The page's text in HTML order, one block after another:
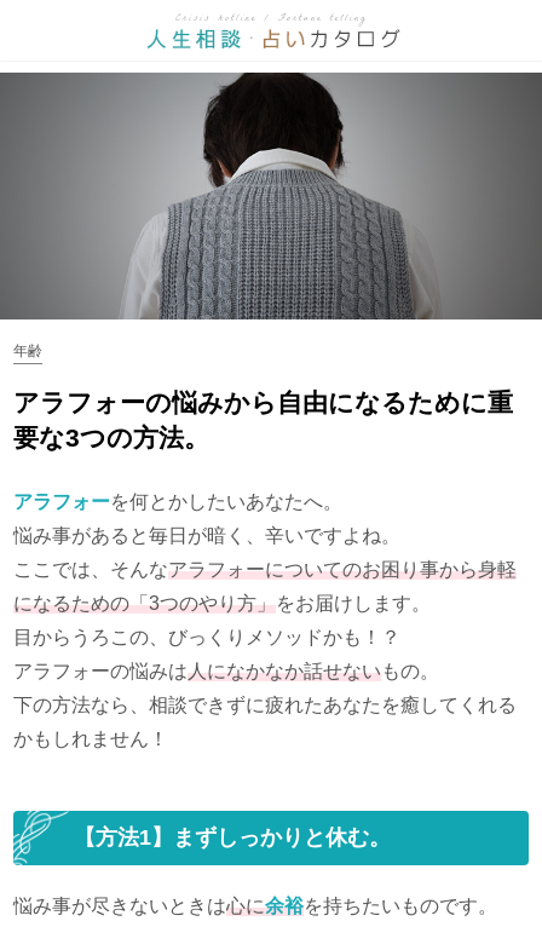
年齢
アラフォーの悩みから自由になるために重
要な3つの方法。
アラフォーを何とかしたいあなたへ。
悩み事があると毎日が暗く、辛いですよね。
ここでは、そんなアラフォーについてのお困り事から身軽
になるための「3つのやり方」をお届けします。
目からうろこの、びっくりメソッドかも！？
アラフォーの悩みは人になかなか話せないもの。
下の方法なら、相談できずに疲れたあなたを癒してくれる
かもしれません！
【方法1】まずしっかりと休む。
悩み事が尽きないときは心に余裕を持ちたいものです。